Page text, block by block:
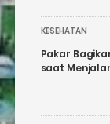
KESEHATAN
Pakar
saat